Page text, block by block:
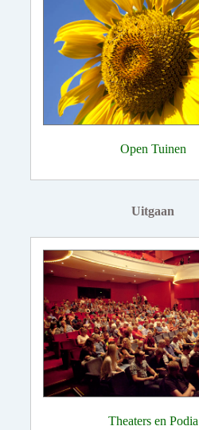
Open Tuinen
Uitgaan
Theaters en Podia